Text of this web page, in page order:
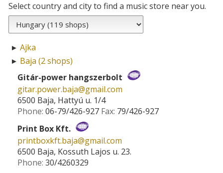
Select country and city to find a music store near you.
► Ajka
► Baja (2 shops)
Gitár-power hangszerbolt
gitar.power.baja­@­gmail.com
6500 Baja, Hattyú u. 1/4
Phone: 06-79/426-927 Fax: 79/426-927
Print Box Kft.
printboxkft.baja­@­gmail.com
6500 Baja, Kossuth Lajos u. 23.
Phone: 30/4260329